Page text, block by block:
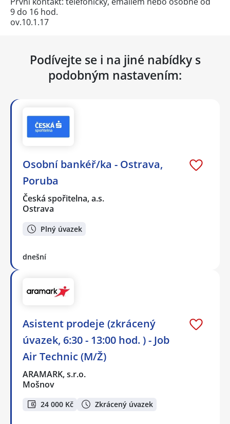
9 do 16 hod.
ov.10.1.17
Podívejte se i na jiné nabídky s
podobným nastavením:
Osobní bankéř/ka - Ostrava,
Poruba
Česká spořitelna, a.s.
Ostrava
Plný úvazek
dnešní
Asistent prodeje (zkrácený
úvazek, 6:30 - 13:00 hod. ) - Job
Air Technic (M/Ž)
ARAMARK, s.r.o.
Mošnov
24 000 Kč Zkrácený úvazek